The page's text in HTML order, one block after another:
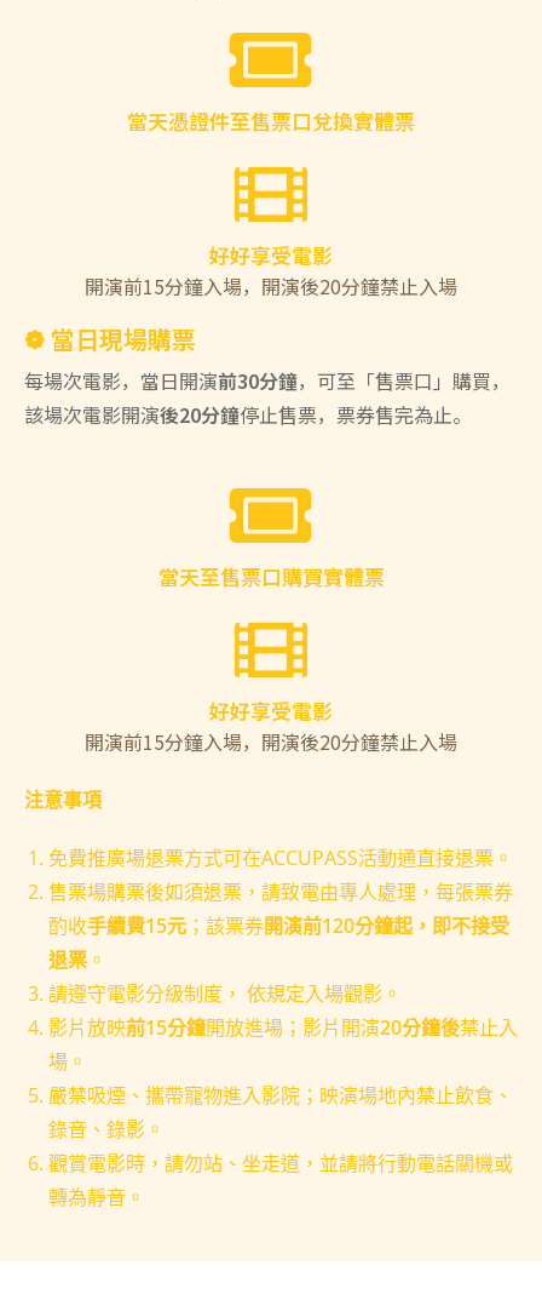
當天憑證件至售票口兌換實體票
好好享受電影
開演前15分鐘入場，開演後20分鐘禁止入場
❁ 當日現場購票
每場次電影，當日開演前30分鐘，可至「售票口」購買，
該場次電影開演後20分鐘停止售票，票券售完為止。
當天至售票口購買實體票
好好享受電影
開演前15分鐘入場，開演後20分鐘禁止入場
注意事項
免費推廣場退票方式可在ACCUPASS活動通直接退票。
售票場購票後如須退票，請致電由專人處理，每張票券
酌收手續費15元 ；該票券開演前120分鐘起，即不接受
退票 。
請遵守電影分級制度， 依規定入場觀影。
影片放映前15分鐘開放進場；影片開演20分鐘後禁止入
場。
嚴禁吸煙、攜帶寵物進入影院；映演場地內禁止飲食、
錄音、錄影。
觀賞電影時，請勿站、坐走道，並請將行動電話關機或
轉為靜音。